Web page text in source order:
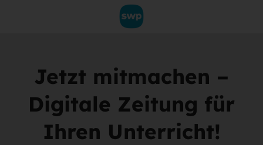
Jetzt mitmachen –
Digitale Zeitung für
Ihren Unterricht!